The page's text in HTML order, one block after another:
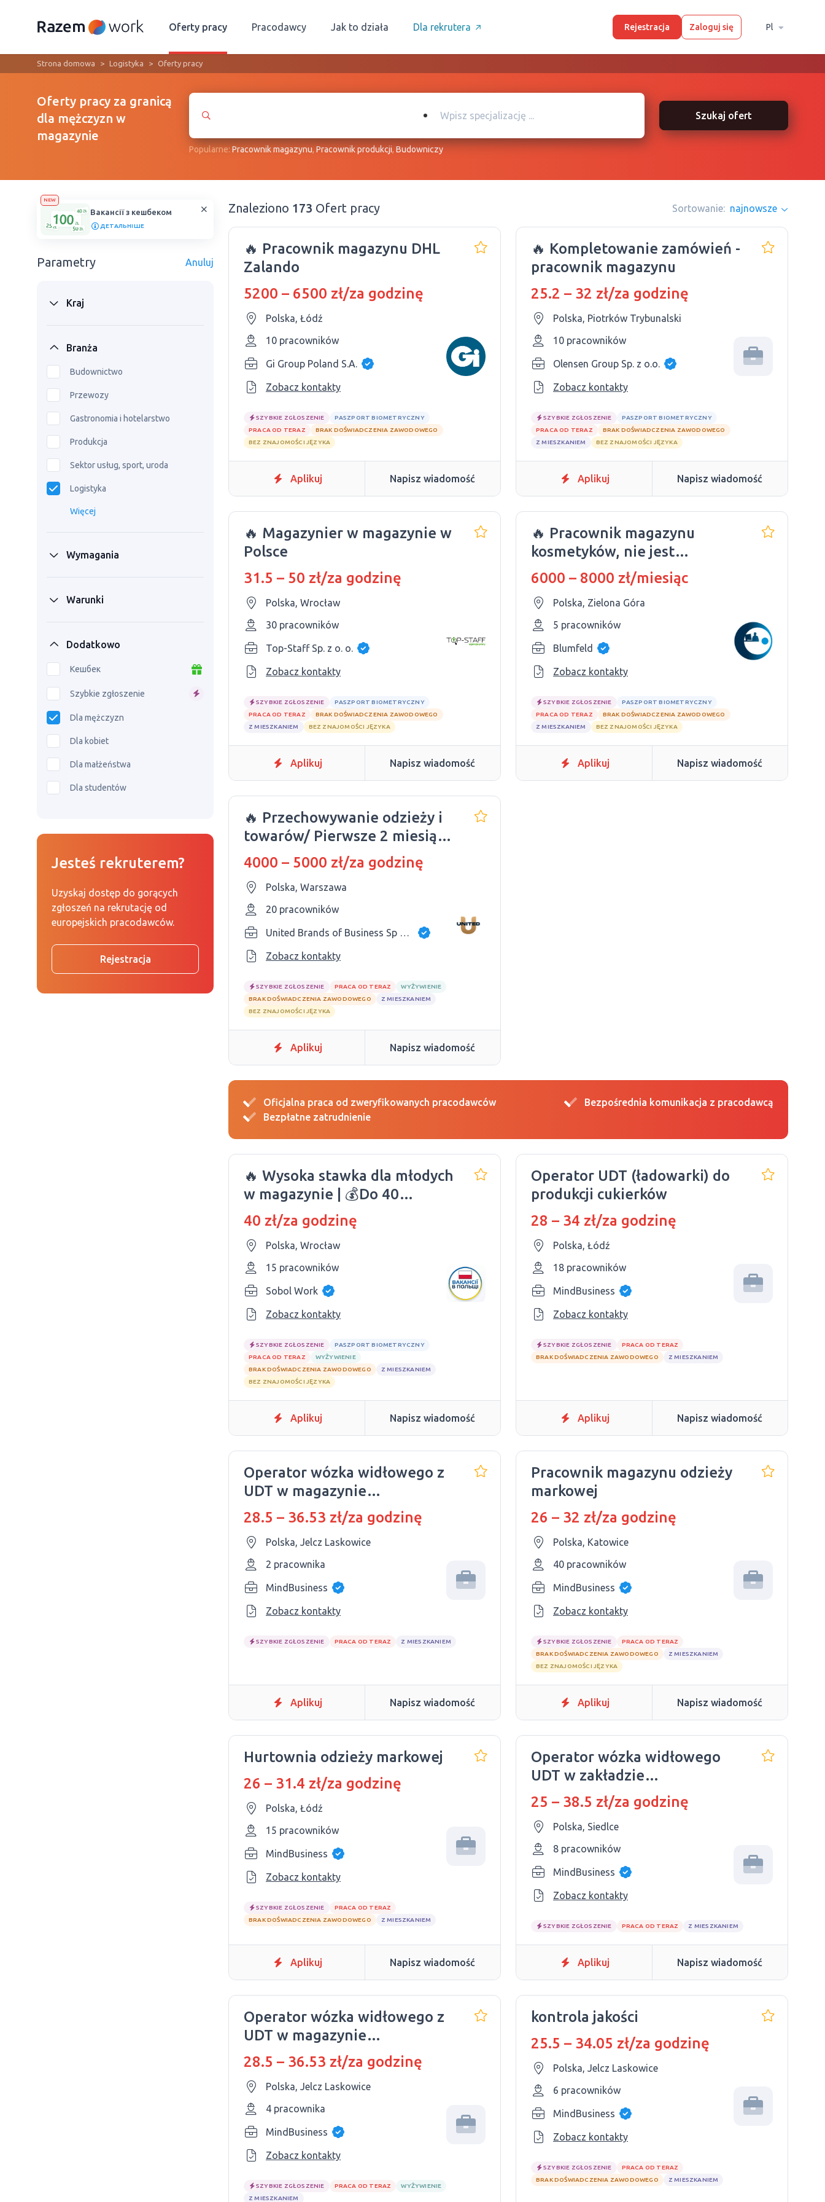
Oferty pracy Pracodawcy Jak to działa Dla rekrutera Rejestracja Zaloguj się Pl
Strona domowa Logistyka Oferty pracy
Oferty pracy za granicą
dla mężczyzn w
magazynie
Szukaj ofert
Popularne:Рracownik magazynu,Pracownik produkcji,Budowniczy
NEW
Вакансії з кешбеком
ДЕТАЛЬНІШЕ
Parametry Anuluj
Kraj
Branża
Budownictwo
Przewozy
Gastronomia i hotelarstwo
Produkcja
Sektor usług, sport, uroda
Logistyka
Więcej
Wymagania
Warunki
Dodatkowo
Кешбек
Szybkie zgłoszenie
Dla mężczyzn
Dla kobiet
Dla małżeństwa
Dla studentów
Jesteś rekruterem?
Uzyskaj dostęp do gorących
zgłoszeń na rekrutację od
europejskich pracodawców.
Rejestracja
Znaleziono 173 Ofert pracy Sortowanie: najnowsze
🔥 Pracownik magazynu DHL
Zalando
5200 – 6500 zł/za godzinę
Polska, Łódź
10 pracowników
Gi Group Poland S.A.
Zobacz kontakty
SZYBKIE ZGŁOSZENIE
PASZPORT BIOMETRYCZNY
PRACA OD TERAZ
BRAK DOŚWIADCZENIA ZAWODOWEGO
BEZ ZNAJOMOŚCI JĘZYKA
Aplikuj Napisz wiadomość
🔥 Kompletowanie zamówień -
pracownik magazynu
25.2 – 32 zł/za godzinę
Polska, Piotrków Trybunalski
10 pracowników
Olensen Group Sp. z o.o.
Zobacz kontakty
SZYBKIE ZGŁOSZENIE
PASZPORT BIOMETRYCZNY
PRACA OD TERAZ
BRAK DOŚWIADCZENIA ZAWODOWEGO
Z MIESZKANIEM
BEZ ZNAJOMOŚCI JĘZYKA
Aplikuj Napisz wiadomość
🔥 Magazynier w magazynie w
Polsce
31.5 – 50 zł/za godzinę
Polska, Wrocław
30 pracowników
Top-Staff Sp. z o. o.
Zobacz kontakty
SZYBKIE ZGŁOSZENIE
PASZPORT BIOMETRYCZNY
PRACA OD TERAZ
BRAK DOŚWIADCZENIA ZAWODOWEGO
Z MIESZKANIEM
BEZ ZNAJOMOŚCI JĘZYKA
Aplikuj Napisz wiadomość
🔥 Pracownik magazynu
kosmetyków, nie jest
wymagane doświadczenie i
znajomość języków obcych
6000 – 8000 zł/miesiąc
Polska, Zielona Góra
5 pracowników
Blumfeld
Zobacz kontakty
SZYBKIE ZGŁOSZENIE
PASZPORT BIOMETRYCZNY
PRACA OD TERAZ
BRAK DOŚWIADCZENIA ZAWODOWEGO
Z MIESZKANIEM
BEZ ZNAJOMOŚCI JĘZYKA
Aplikuj Napisz wiadomość
🔥 Przechowywanie odzieży i
towarów/ Pierwsze 2 miesiące
w hostelu - BEZPŁATNIE
4000 – 5000 zł/za godzinę
Polska, Warszawa
20 pracowników
United Brands of Business Sp z o.o
Zobacz kontakty
SZYBKIE ZGŁOSZENIE PRACA OD TERAZ
WYŻYWIENIE
BRAK DOŚWIADCZENIA ZAWODOWEGO
Z MIESZKANIEM
BEZ ZNAJOMOŚCI JĘZYKA
Aplikuj Napisz wiadomość
Oficjalna praca od zweryfikowanych pracodawców
Bezpośrednia komunikacja z pracodawcą
Bezpłatne zatrudnienie
🔥 Wysoka stawka dla młodych
w magazynie | 💰Do 40
zł/godz. netto
40 zł/za godzinę
Polska, Wrocław
15 pracowników
Sobol Work
Zobacz kontakty
SZYBKIE ZGŁOSZENIE
PASZPORT BIOMETRYCZNY
PRACA OD TERAZ
WYŻYWIENIE
BRAK DOŚWIADCZENIA ZAWODOWEGO
Z MIESZKANIEM
BEZ ZNAJOMOŚCI JĘZYKA
Aplikuj Napisz wiadomość
Operator UDT (ładowarki) do
produkcji cukierków
28 – 34 zł/za godzinę
Polska, Łódź
18 pracowników
MindBusiness
Zobacz kontakty
SZYBKIE ZGŁOSZENIE
PRACA OD TERAZ
BRAK DOŚWIADCZENIA ZAWODOWEGO
Z MIESZKANIEM
Aplikuj Napisz wiadomość
Operator wózka widłowego z
UDT w magazynie
farmaceutycznym
28.5 – 36.53 zł/za godzinę
Polska, Jelcz Laskowice
2 pracownika
MindBusiness
Zobacz kontakty
SZYBKIE ZGŁOSZENIE PRACA OD TERAZ Z MIESZKANIEM
Aplikuj Napisz wiadomość
Pracownik magazynu odzieży
markowej
26 – 32 zł/za godzinę
Polska, Katowice
40 pracowników
MindBusiness
Zobacz kontakty
SZYBKIE ZGŁOSZENIE
PRACA OD TERAZ
BRAK DOŚWIADCZENIA ZAWODOWEGO
Z MIESZKANIEM
BEZ ZNAJOMOŚCI JĘZYKA
Aplikuj Napisz wiadomość
Hurtownia odzieży markowej
26 – 31.4 zł/za godzinę
Polska, Łódź
15 pracowników
MindBusiness
Zobacz kontakty
SZYBKIE ZGŁOSZENIE
PRACA OD TERAZ
BRAK DOŚWIADCZENIA ZAWODOWEGO
Z MIESZKANIEM
Aplikuj Napisz wiadomość
Operator wózka widłowego
UDT w zakładzie
produkującym pociągi
25 – 38.5 zł/za godzinę
Polska, Siedlce
8 pracowników
MindBusiness
Zobacz kontakty
SZYBKIE ZGŁOSZENIE PRACA OD TERAZ Z MIESZKANIEM
Aplikuj Napisz wiadomość
Operator wózka widłowego z
UDT w magazynie
farmaceutycznym
28.5 – 36.53 zł/za godzinę
Polska, Jelcz Laskowice
4 pracownika
MindBusiness
Zobacz kontakty
SZYBKIE ZGŁOSZENIE PRACA OD TERAZ
WYŻYWIENIE
Z MIESZKANIEM
kontrola jakości
25.5 – 34.05 zł/za godzinę
Polska, Jelcz Laskowice
6 pracowników
MindBusiness
Zobacz kontakty
SZYBKIE ZGŁOSZENIE
PRACA OD TERAZ
BRAK DOŚWIADCZENIA ZAWODOWEGO
Z MIESZKANIEM